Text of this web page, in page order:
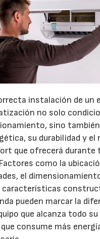
instalación de un
no solo
sino
su durabilidad y el
que ofrecerá durante
como la
el
características
pueden marcar la
que alcanza todo
consume más